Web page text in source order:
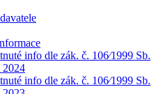
info dle zák. č. 106⁄1999 Sb.
2024
info dle zák. č. 106⁄1999 Sb.